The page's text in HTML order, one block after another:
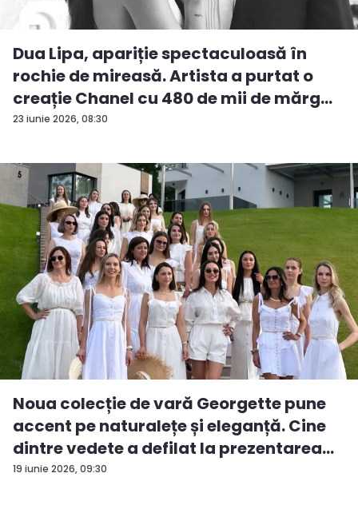
23 iunie 2026, 08:30
Dua Lipa, apariție spectaculoasă în
rochie de mireasă. Artista a purtat o
creație Chanel cu 480 de mii de mărg...
19 iunie 2026, 09:30
Noua colecție de vară Georgette pune
accent pe naturalețe și eleganță. Cine
dintre vedete a defilat la prezentarea
d...